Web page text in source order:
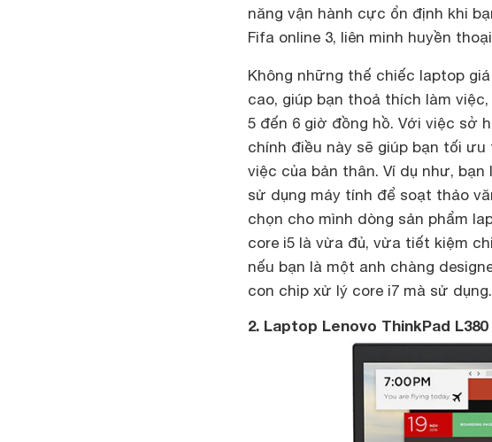
năng vận hành cực ổn định khi
Fifa online 3, liên minh huyền
Không những thế chiếc laptop
cao, giúp bạn thoả thích làm
5 đến 6 giờ đồng hồ. Với việc sở
chính điều này sẽ giúp bạn tối
việc của bản thân. Ví dụ như,
sử dụng máy tính để soạt thảo
chọn cho mình dòng sản phẩm
core i5 là vừa đủ, vừa tiết kiệm
nếu bạn là một anh chàng
con chip xử lý core i7 mà sử dụng.
2. Laptop Lenovo ThinkPad